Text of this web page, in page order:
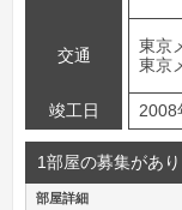
交通
東京
東京
竣工日 2008
1部屋の募集があ
部屋詳細